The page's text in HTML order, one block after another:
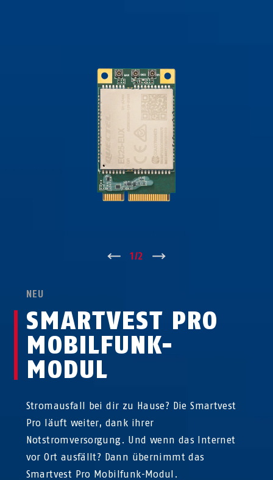
1 /2
NEU
SMARTVEST PRO
MOBILFUNK-
MODUL
Stromausfall bei dir zu Hause? Die Smartvest
Pro läuft weiter, dank ihrer
Notstromversorgung. Und wenn das Internet
vor Ort ausfällt? Dann übernimmt das
Smartvest Pro Mobilfunk-Modul.